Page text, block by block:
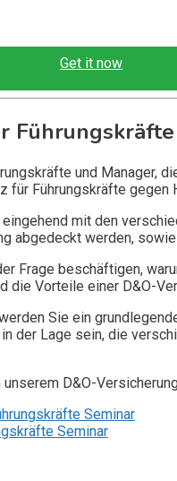
Get it now
und Manager,
für Führungskräfte
mit den
abgedeckt werden,
Frage beschäftigen,
die Vorteile einer D&O-
Sie ein
der Lage sein, die
D&O-
Seminar
Seminar